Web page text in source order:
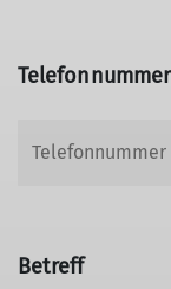
Telefonnummer
Betreff